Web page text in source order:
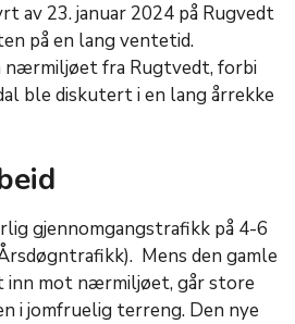
av 23. januar 2024 på Rugvedt
på en lang ventetid.
nærmiljøet fra Rugtvedt, forbi
ble diskutert i en lang årrekke
gjennomgangstrafikk på 4-6
Mens den gamle
mot nærmiljøet, går store
i jomfruelig terreng. Den nye